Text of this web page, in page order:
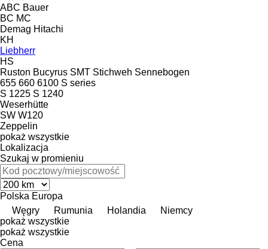
ABC Bauer
BC MC
Demag Hitachi
KH
Liebherr
HS
Ruston Bucyrus SMT Stichweh Sennebogen
655 660 6100 S series
S 1225 S 1240
Weserhütte
SW W120
Zeppelin
pokaż wszystkie
Lokalizacja
Szukaj w promieniu
Polska Europa
Węgry
Rumunia Holandia
Niemcy
pokaż wszystkie
pokaż wszystkie
Cena